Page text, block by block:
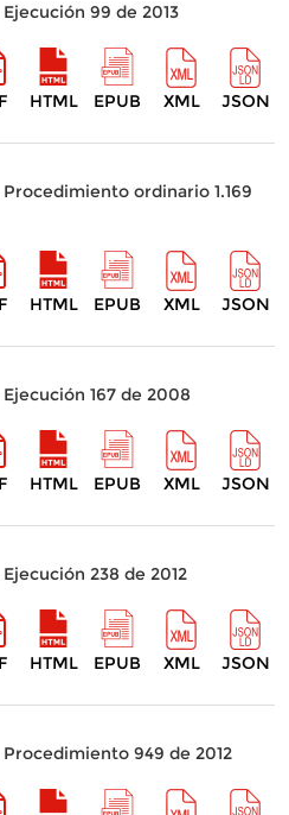
99 de 2013
HTML EPUB XML JSON
ordinario 1.169
HTML EPUB XML JSON
167 de 2008
HTML EPUB XML JSON
238 de 2012
HTML EPUB XML JSON
Procedimiento 949 de 2012